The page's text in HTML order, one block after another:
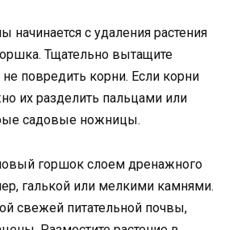
начинается с удаления растения
Тщательно вытащите
не повредить корни. Если корни
их разделить пальцами или
садовые ножницы.
горшок слоем дренажного
галькой или мелкими камнями.
свежей питательной почвы,